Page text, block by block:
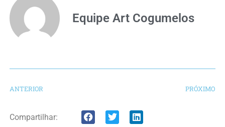
Equipe Art Cogumelos
ANTERIOR PRÓXIMO
Compartilhar: